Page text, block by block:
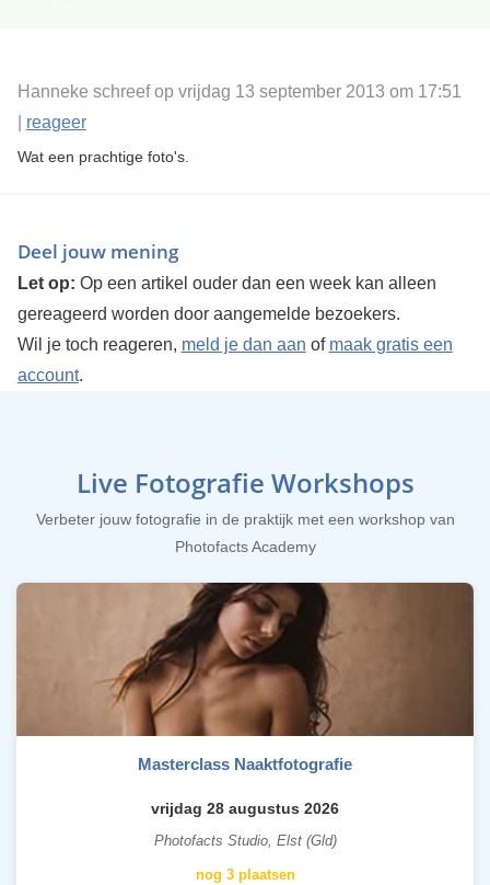
Hanneke schreef op vrijdag 13 september 2013 om 17:51
reageer
Wat een prachtige foto's.
Deel jouw mening
Let op: Op een artikel ouder dan een week kan alleen
gereageerd worden door aangemelde bezoekers.
Wil je toch reageren, meld je dan aan of maak gratis een
account.
Live Fotografie Workshops
Verbeter jouw fotografie in de praktijk met een workshop van
Photofacts Academy
Masterclass Naaktfotografie
vrijdag 28 augustus 2026
Photofacts Studio, Elst (Gld)
nog 3 plaatsen